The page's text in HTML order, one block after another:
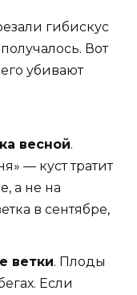
гибискус
Вот
убивают
весной.
— куст тратит
а не на
в сентябре,
ветки. Плоды
Если